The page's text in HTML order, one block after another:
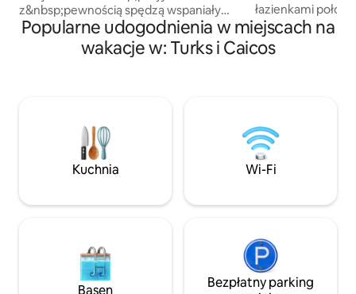
z&nbsp;pewnością spędzą wspaniały
urlop, ciesząc się połączeniem
nowoczesnego stylu, luksusowych
udogodnień i&nbsp;spokoju. Ten nowy,
pobliskich popularnych sklepów,
restauracji, targów, imprez
z&nbsp;smażonymi rybami
i&nbsp;innych atrakcji w&nbsp;okolicy!
swoje tropikalne marzenia!<br>
łazienkami
spokojnej zatoki
spokojne
w piersiach
i
z prawie każdego
osób
15 minut do
Beach
Popularne udogodnienia w miejscach na
wakacje w: Turks i Caicos
Kuchnia Wi-Fi
Basen
Bezpłatny parking